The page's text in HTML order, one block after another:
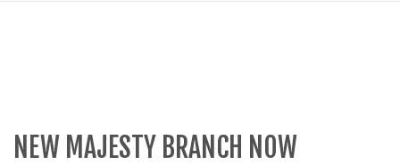
NEW MAJESTY BRANCH NOW